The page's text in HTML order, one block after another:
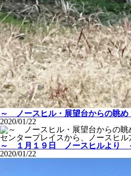
～ ノースヒル・展望台からの眺
2020/01/22
センタープレイスから、ノースヒ
～ １月１９日 ノースヒルより
2020/01/22